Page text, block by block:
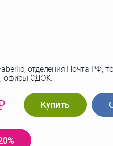
отделения Почта РФ,
офисы СДЭК.
Купить